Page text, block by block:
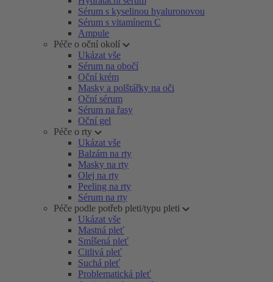
Sérum s kyselinou hyaluronovou
Sérum s vitamínem C
Ampule
Péče o oční okolí
Ukázat vše
Sérum na obočí
Oční krém
Masky a polštářky na oči
Oční sérum
Sérum na řasy
Oční gel
Péče o rty
Ukázat vše
Balzám na rty
Masky na rty
Olej na rty
Peeling na rty
Sérum na rty
Péče podle potřeb pleti/typu pleti
Ukázat vše
Mastná pleť
Smíšená pleť
Citlivá pleť
Suchá pleť
Problematická pleť